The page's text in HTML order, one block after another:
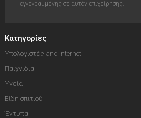
εγγεγραμμένης σε αυτόν επιχείρησης.
Κατηγορίες
Υπολογιστές and Internet
Παιχνίδια
Υγεία
Είδη σπιτιού
Έντυπα